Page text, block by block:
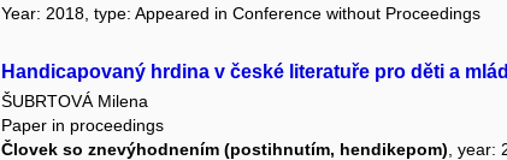
Year: 2018, type: Appeared in Conference without Proceedings
Handicapovaný hrdina v české literatuře pro děti a
ŠUBRTOVÁ Milena
Paper in proceedings
Človek so znevýhodnením (postihnutím, hendikepom) , year: